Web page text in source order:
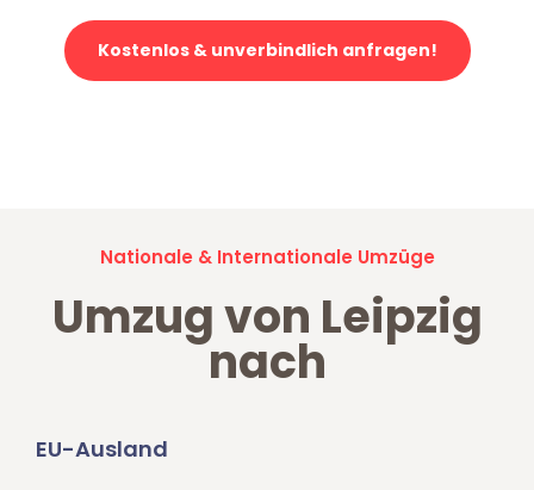
Kostenlos & unverbindlich anfragen!
Nationale & Internationale Umzüge
Umzug von Leipzig
nach
EU-Ausland